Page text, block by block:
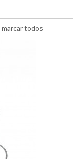
marcar todos